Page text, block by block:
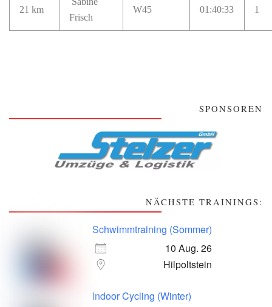
21 km
Frisch
W45 01:40:33 1
SPONSOREN
NÄCHSTE TRAININGS:
Schwimmtraining (Sommer)
10 Aug. 26
Hilpoltstein
Indoor Cycling (Winter)